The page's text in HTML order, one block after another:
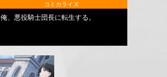
コミカライズ
俺、悪役騎士団長に転生する。